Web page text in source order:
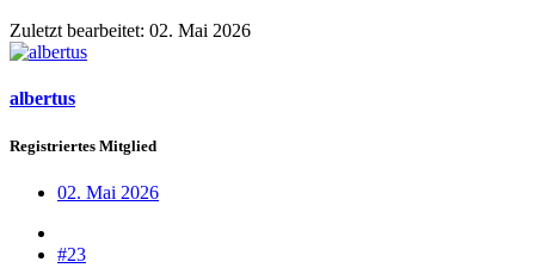
Zuletzt bearbeitet: 02. Mai 2026
albertus
Registriertes Mitglied
02. Mai 2026
#23